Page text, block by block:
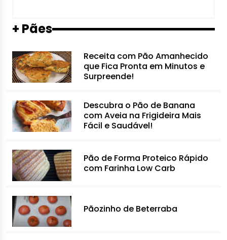
+ Pães
Receita com Pão Amanhecido
que Fica Pronta em Minutos e
Surpreende!
Descubra o Pão de Banana
com Aveia na Frigideira Mais
Fácil e Saudável!
Pão de Forma Proteico Rápido
com Farinha Low Carb
Pãozinho de Beterraba